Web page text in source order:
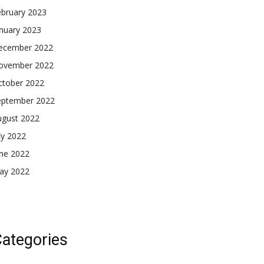
2023
2023
2022
2022
2022
2022
2022
2022
2022
2022